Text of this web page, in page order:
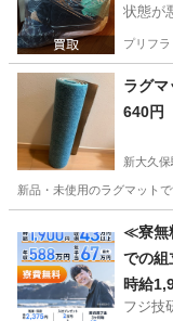
状態が
プリフラ
ラグ
640円
新大久保
新品・未使用のラグマット
新大久
≪寮無
での組
時給
フジ技